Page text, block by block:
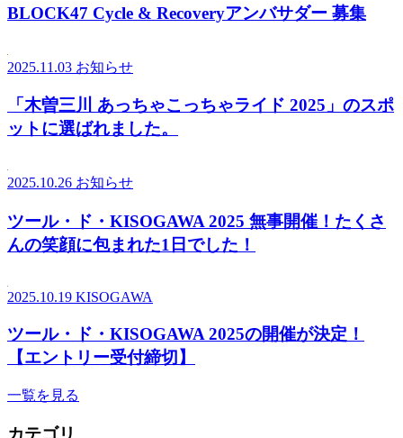
BLOCK47 Cycle & Recoveryアンバサダー 募集
2025.11.03 お知らせ
「木曽三川 あっちゃこっちゃライド 2025」のスポ
ットに選ばれました。
2025.10.26 お知らせ
ツール・ド・KISOGAWA 2025 無事開催！たくさ
んの笑顔に包まれた1日でした！
2025.10.19 KISOGAWA
ツール・ド・KISOGAWA 2025の開催が決定！
【エントリー受付締切】
一覧を見る
カテゴリ